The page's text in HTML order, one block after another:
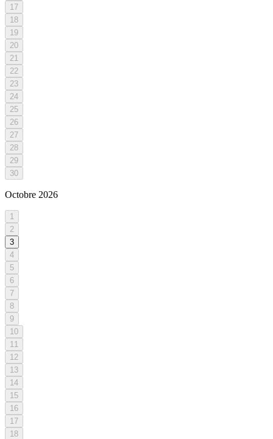
17
18
19
20
21
22
23
24
25
26
27
28
29
30
Octobre 2026
1
2
3
4
5
6
7
8
9
10
11
12
13
14
15
16
17
18